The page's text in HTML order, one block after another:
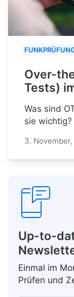
Over-
Tests)
Was sind
sie
3.
Up-to-
Einmal im
Prüfen und